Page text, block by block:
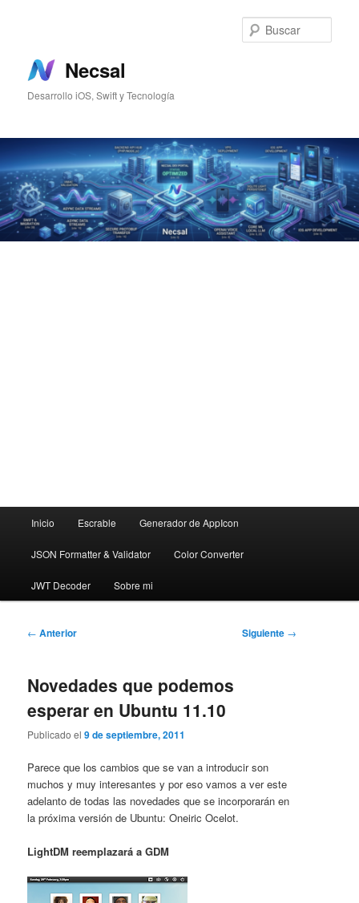
principal
Necsal
Desarrollo iOS, Swift y Tecnología
Inicio Escrable Generador de AppIcon
JSON Formatter & Validator Color Converter
JWT Decoder Sobre mi
Navegación
← Anterior Siguiente →
Novedades que podemos
esperar en Ubuntu 11.10
Publicado el9 de septiembre, 2011
Parece que los cambios que se van a introducir son
muchos y muy interesantes y por eso vamos a ver este
adelanto de todas las novedades que se incorporarán en
la próxima versión de Ubuntu: Oneiric Ocelot.
LightDM reemplazará a GDM